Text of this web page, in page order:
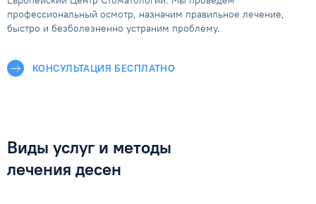
профессиональный осмотр, назначим правильное лечение,
быстро и безболезненно устраним проблему.
КОНСУЛЬТАЦИЯ БЕСПЛАТНО
Виды услуг и методы
лечения десен